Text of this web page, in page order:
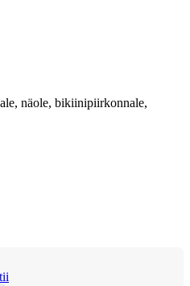
näole, bikiinipiirkonnale,